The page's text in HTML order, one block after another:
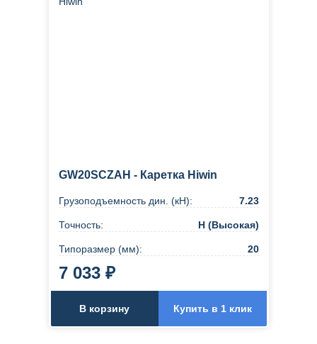
GW20SCZAH - Каретка Hiwin
Грузоподъемность дин. (кН): 7.23
Точность: H (Высокая)
Типоразмер (мм): 20
7 033 ₽
В корзину Купить в 1 клик